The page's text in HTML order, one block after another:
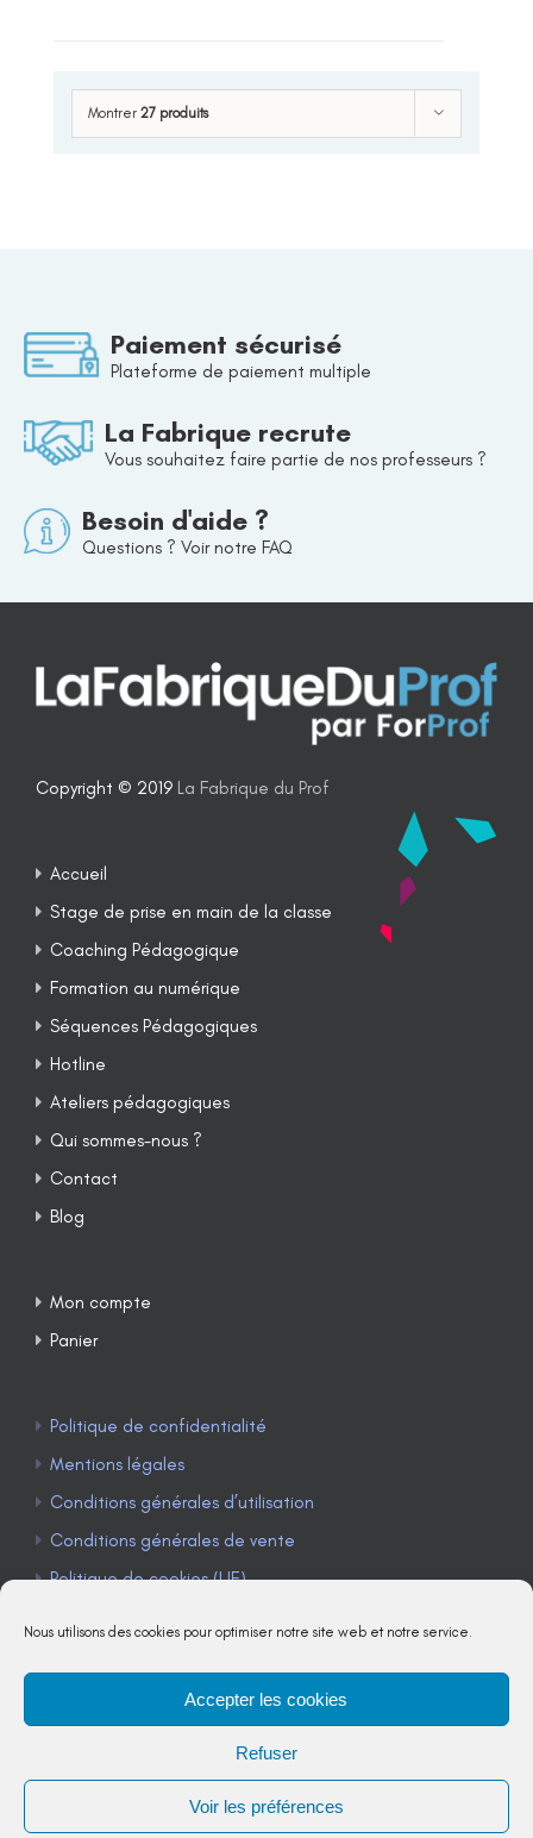
Nous utilisons des cookies pour optimiser notre site web et notre service.
Accepter les cookies
Refuser
Voir les préférences
Montrer 27 produits
Paiement sécurisé
Plateforme de paiement multiple
La Fabrique recrute
Vous souhaitez faire partie de nos professeurs ?
Besoin d'aide ?
Questions ? Voir notre FAQ
Copyright © 2019 La Fabrique du Prof
Accueil
Stage de prise en main de la classe
Coaching Pédagogique
Formation au numérique
Séquences Pédagogiques
Hotline
Ateliers pédagogiques
Qui sommes-nous ?
Contact
Blog
Mon compte
Panier
Politique de confidentialité
Mentions légales
Conditions générales d’utilisation
Conditions générales de vente
Politique de cookies (UE)
TÉLÉPHONE : 04 90 85 22 98